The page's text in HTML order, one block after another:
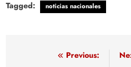
Tagged: noticias nacionales
NavegaciónPrevious: